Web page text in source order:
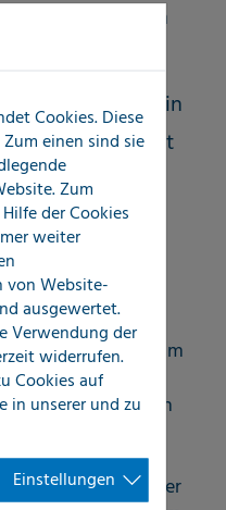
abgestimmten
SmartReport® in
Formaten direkt
auch die
Hier
auch Aufgaben im
um unsere
organisatorischen
entlasten
am Anfang einer
Cookies. Diese
einen sind sie
Zum
der Cookies
weiter
von Website-
ausgewertet.
Verwendung der
widerrufen.
Cookies auf
in unsererund zu
Einstellungen